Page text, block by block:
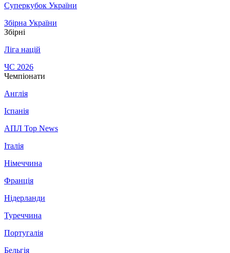
Суперкубок України
Збірна України
Збірні
Ліга націй
ЧС 2026
Чемпіонати
Англія
Іспанія
АПЛ Top News
Італія
Німеччина
Франція
Нідерланди
Туреччина
Португалія
Бельгія